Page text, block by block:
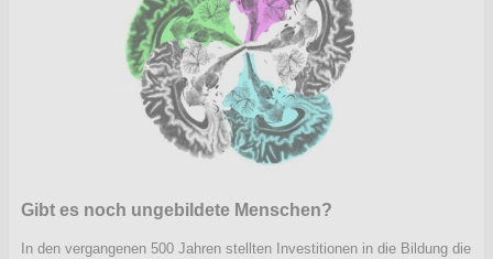
Gibt es noch ungebildete Menschen?
In den vergangenen 500 Jahren stellten Investitionen in die Bildung die